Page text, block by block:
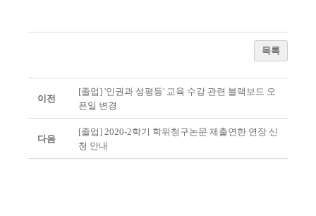
목록
이전
[졸업] '인권과 성평등' 교육 수강 관련 블랙보드 오
픈일 변경
다음
[졸업] 2020-2학기 학위청구논문 제출연한 연장 신
청 안내